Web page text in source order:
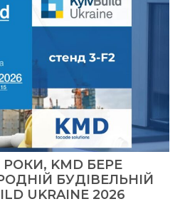
KMD БЕРЕ
БУДІВЕЛЬНІЙ
UKRAINE 2026